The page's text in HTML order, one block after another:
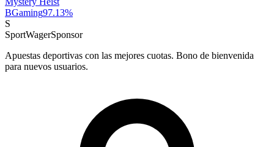
BGaming97.13%
S
SportWagerSponsor
Apuestas deportivas con las mejores cuotas. Bono de bienvenida
para nuevos usuarios.